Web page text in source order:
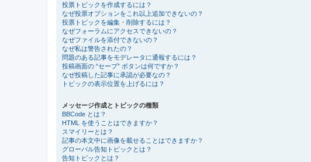
投票トピックを作成するには？
なぜ投票オプションをこれ以上追加できないの？
投票トピックを編集・削除するには？
なぜフォーラムにアクセスできないの？
なぜファイルを添付できないの？
なぜ私は警告されたの？
問題のある記事をモデレータに通報するには？
投稿画面の “セーブ” ボタンは何ですか？
なぜ投稿した記事に承認が必要なの？
トピックの表示位置を上げるには？
メッセージ作成とトピックの種類
BBCode とは？
HTML を使うことはできますか？
スマイリーとは？
記事の本文中に画像を載せることはできますか？
グローバル告知トピックとは？
告知トピックとは？